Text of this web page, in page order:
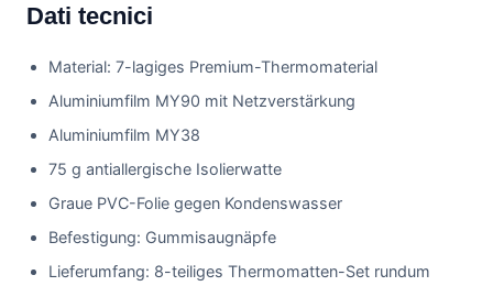
Dati tecnici
Material: 7-lagiges Premium-Thermomaterial
Aluminiumfilm MY90 mit Netzverstärkung
Aluminiumfilm MY38
75 g antiallergische Isolierwatte
Graue PVC-Folie gegen Kondenswasser
Befestigung: Gummisaugnäpfe
Lieferumfang: 8-teiliges Thermomatten-Set rundum